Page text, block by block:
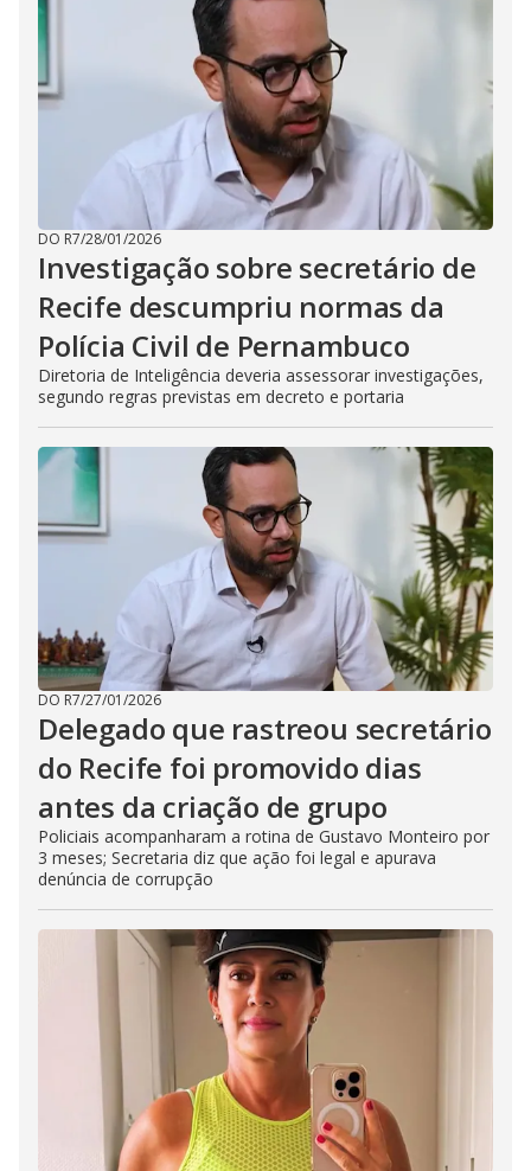
DO R7/28/01/2026
Investigação sobre secretário de
Recife descumpriu normas da
Polícia Civil de Pernambuco
Diretoria de Inteligência deveria assessorar investigações,
segundo regras previstas em decreto e portaria
DO R7/27/01/2026
Delegado que rastreou secretário
do Recife foi promovido dias
antes da criação de grupo
Policiais acompanharam a rotina de Gustavo Monteiro por
3 meses; Secretaria diz que ação foi legal e apurava
denúncia de corrupção